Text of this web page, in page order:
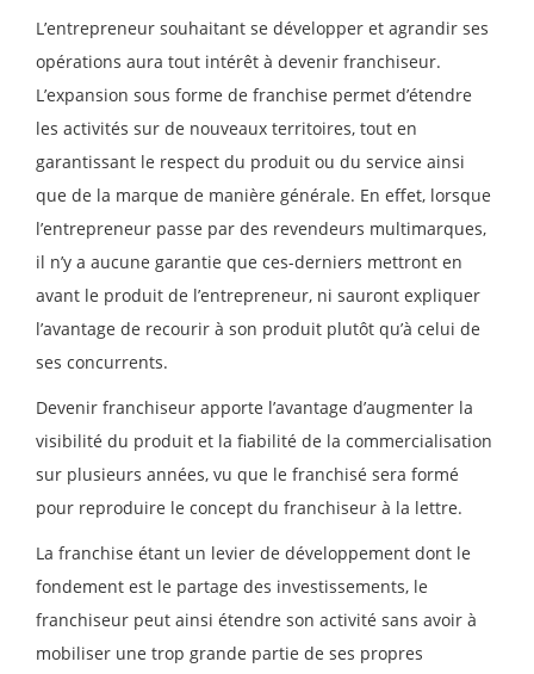
L’entrepreneur souhaitant se développer et agrandir ses
opérations aura tout intérêt à devenir franchiseur.
L’expansion sous forme de franchise permet d’étendre
les activités sur de nouveaux territoires, tout en
garantissant le respect du produit ou du service ainsi
que de la marque de manière générale. En effet, lorsque
l’entrepreneur passe par des revendeurs multimarques,
il n’y a aucune garantie que ces-derniers mettront en
avant le produit de l’entrepreneur, ni sauront expliquer
l’avantage de recourir à son produit plutôt qu’à celui de
ses concurrents.
Devenir franchiseur apporte l’avantage d’augmenter la
visibilité du produit et la fiabilité de la commercialisation
sur plusieurs années, vu que le franchisé sera formé
pour reproduire le concept du franchiseur à la lettre.
La franchise étant un levier de développement dont le
fondement est le partage des investissements, le
franchiseur peut ainsi étendre son activité sans avoir à
mobiliser une trop grande partie de ses propres